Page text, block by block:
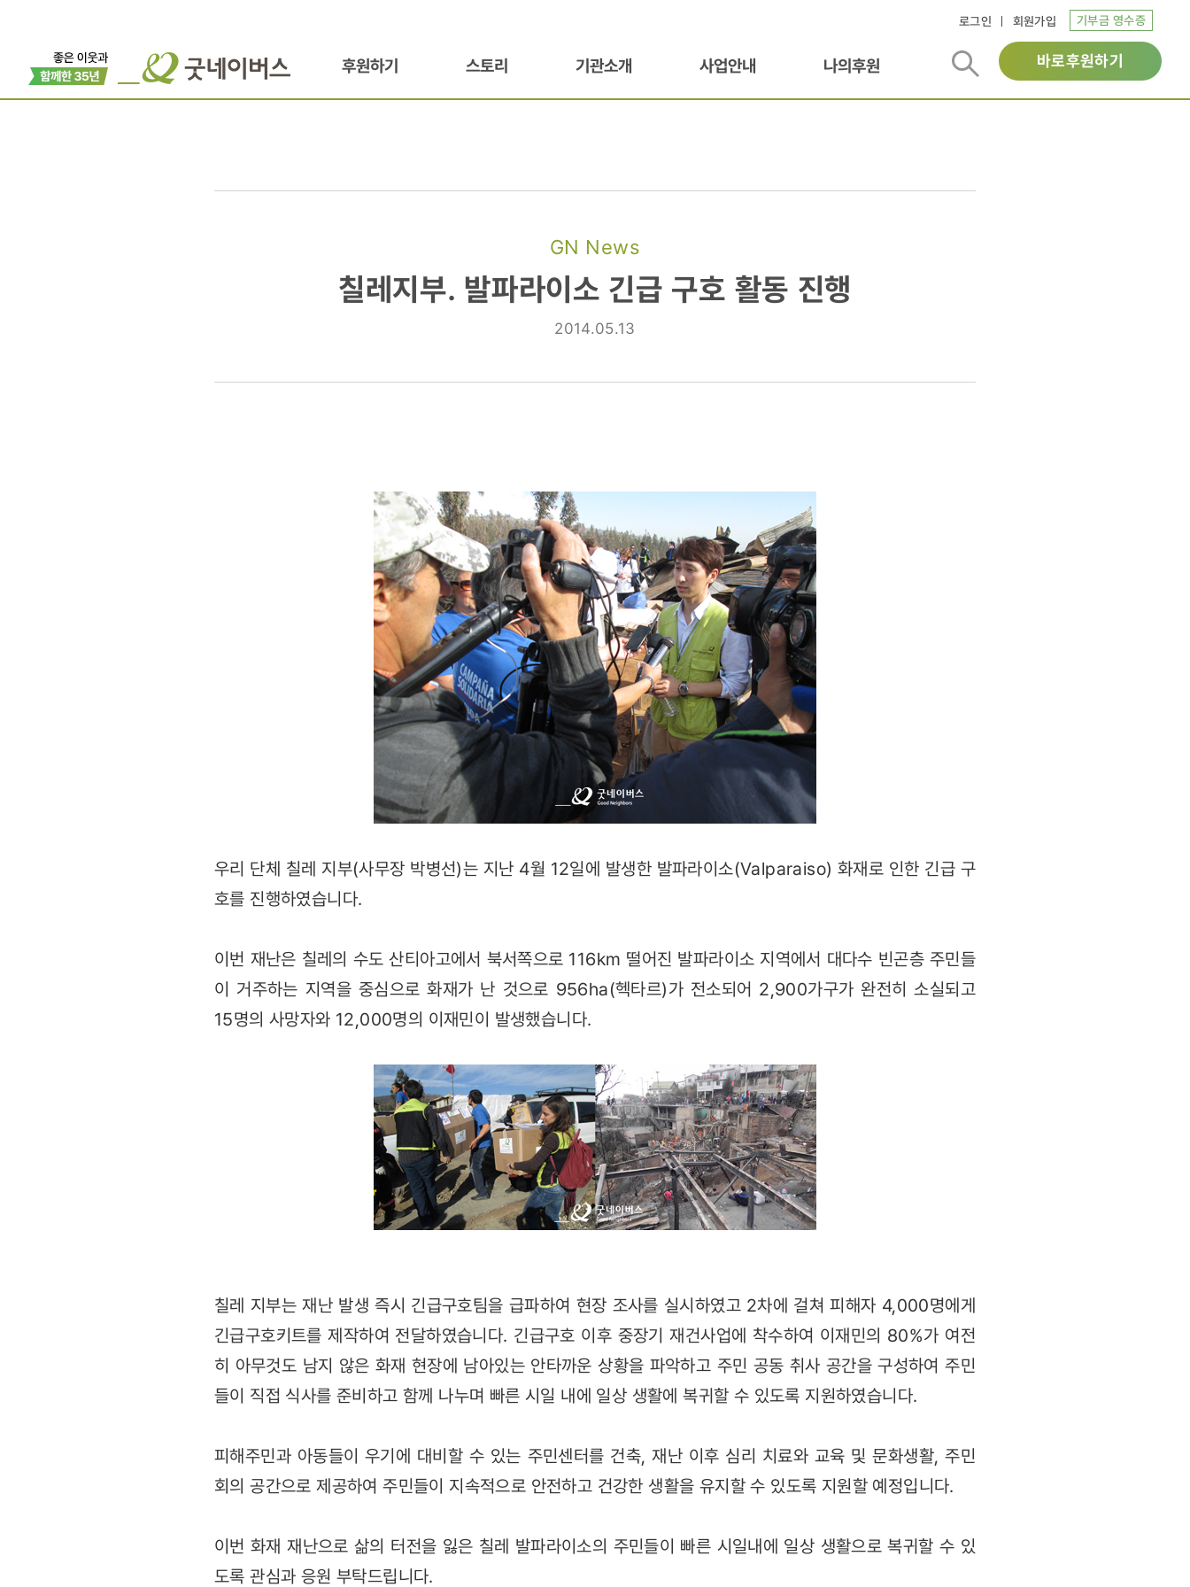
로그인 회원가입 기부금 영수증
후원하기 스토리 기관소개 사업안내 나의후원 바로후원하기
GN News
칠레지부.
긴급
칠레지부. 발파라이소 긴급 구호 활동 진행
2014.05.13
우리 단체 칠레 지부(사무장 박병선)는 지난 4월 12일에 발생한 발파라이소(Valparaiso) 화재로 인한 긴급 구
호를 진행하였습니다.
이번 재난은 칠레의 수도 산티아고에서 북서쪽으로 116km 떨어진 발파라이소 지역에서 대다수 빈곤층 주민들
이 거주하는 지역을 중심으로 화재가 난 것으로 956ha(헥타르)가 전소되어 2,900가구가 완전히 소실되고
15명의 사망자와 12,000명의 이재민이 발생했습니다.
칠레 지부는 재난 발생 즉시 긴급구호팀을 급파하여 현장 조사를 실시하였고 2차에 걸쳐 피해자 4,000명에게
긴급구호키트를 제작하여 전달하였습니다. 긴급구호 이후 중장기 재건사업에 착수하여 이재민의 80%가 여전
히 아무것도 남지 않은 화재 현장에 남아있는 안타까운 상황을 파악하고 주민 공동 취사 공간을 구성하여 주민
들이 직접 식사를 준비하고 함께 나누며 빠른 시일 내에 일상 생활에 복귀할 수 있도록 지원하였습니다.
피해주민과 아동들이 우기에 대비할 수 있는 주민센터를 건축, 재난 이후 심리 치료와 교육 및 문화생활, 주민
회의 공간으로 제공하여 주민들이 지속적으로 안전하고 건강한 생활을 유지할 수 있도록 지원할 예정입니다.
이번 화재 재난으로 삶의 터전을 잃은 칠레 발파라이소의 주민들이 빠른 시일내에 일상 생활으로 복귀할 수 있
도록 관심과 응원 부탁드립니다.